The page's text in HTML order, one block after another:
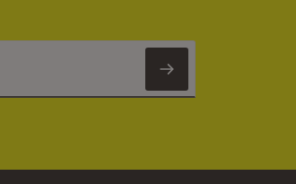
Newsletter